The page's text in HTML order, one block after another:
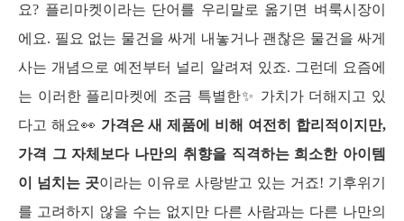
요? 플리마켓이라는 단어를 우리말로 옮기면 벼룩시장이
에요. 필요 없는 물건을 싸게 내놓거나 괜찮은 물건을 싸게
사는 개념으로 예전부터 널리 알려져 있죠. 그런데 요즘에
는 이러한 플리마켓에 조금 특별한✨ 가치가 더해지고 있
다고 해요👀 가격은 새 제품에 비해 여전히 합리적이지만,
가격 그 자체보다 나만의 취향을 직격하는 희소한 아이템
이 넘치는 곳이라는 이유로 사랑받고 있는 거죠! 기후위기
를 고려하지 않을 수는 없지만 다른 사람과는 다른 나만의